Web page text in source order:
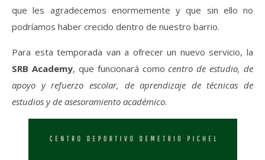
que les agradecemos enormemente y que sin ello no
podríamos haber crecido dentro de nuestro barrio.
Para esta temporada van a ofrecer un nuevo servicio, la
SRB Academy, que funcionará comocentro de estudio, de
apoyo y refuerzo escolar, de aprendizaje de técnicas de
estudios y de asesoramiento académico.